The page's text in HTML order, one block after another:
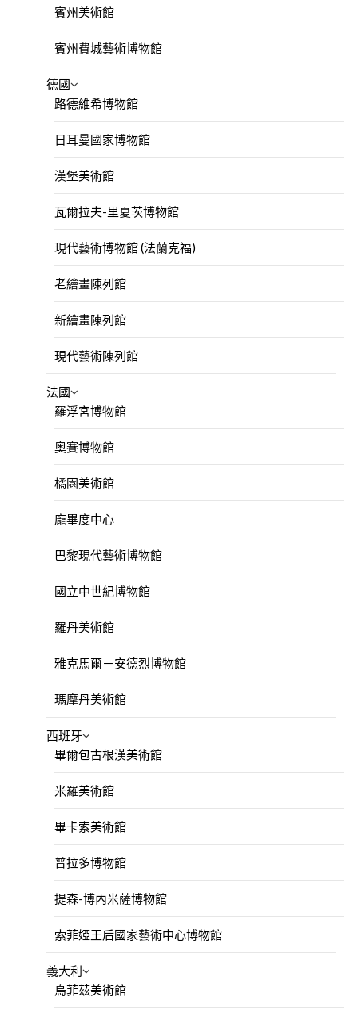
賓州美術館
賓州費城藝術博物館
德國
路德維希博物館
日耳曼國家博物館
漢堡美術館
瓦爾拉夫-里夏茨博物館
現代藝術博物館 (法蘭克福)
老繪畫陳列館
新繪畫陳列館
現代藝術陳列館
法國
羅浮宮博物館
奧賽博物館
橘園美術館
龐畢度中心
巴黎現代藝術博物館
國立中世紀博物館
羅丹美術館
雅克馬爾－安德烈博物館
瑪摩丹美術館
西班牙
畢爾包古根漢美術館
米羅美術館
畢卡索美術館
普拉多博物館
提森-博內米薩博物館
索菲婭王后國家藝術中心博物館
義大利
烏菲茲美術館